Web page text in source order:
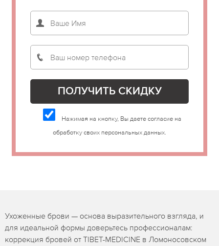
Нажимая на кнопку, Вы даете согласие на
обработку своих персональных данных.
Ухоженные брови — основа выразительного взгляда, и
для идеальной формы доверьтесь профессионалам:
коррекция бровей от TIBET-MEDICINE в Ломоносовском